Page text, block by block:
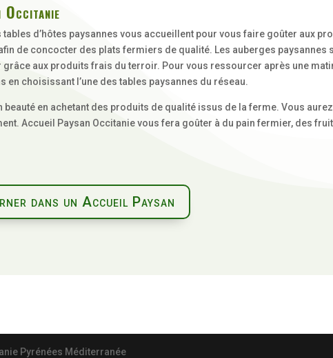
tables d’hôtes paysannes vous accueillent pour vous faire goûter aux
de concocter des plats fermiers de qualité. Les auberges
aux produits frais du terroir. Pour vous ressourcer après une
en choisissant l’une des tables paysannes du réseau.
beauté en achetant des produits de qualité issus de la ferme. Vous
Accueil Paysan Occitanie vous fera goûter à du pain fermier, des
dans un Accueil Paysan
Pyrénées Méditerranée